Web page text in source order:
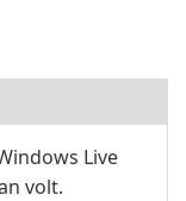
Live
volt.